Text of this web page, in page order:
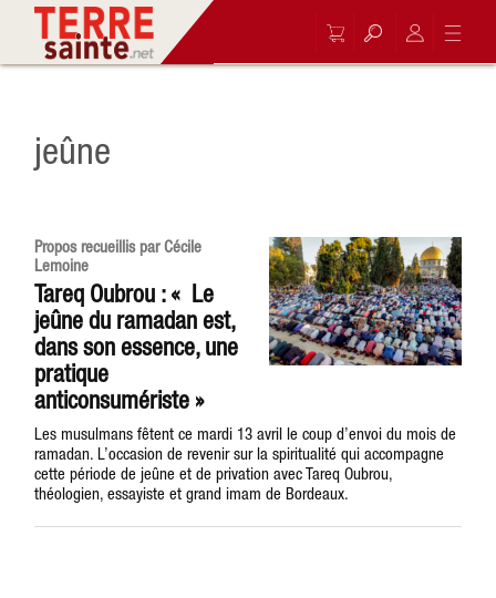
jeûne
Propos recueillis par Cécile
Lemoine
Tareq Oubrou : « Le
jeûne du ramadan est,
dans son essence, une
pratique
anticonsumériste »
Les musulmans fêtent ce mardi 13 avril le coup d’envoi du mois de
ramadan. L’occasion de revenir sur la spiritualité qui accompagne
cette période de jeûne et de privation avec Tareq Oubrou,
théologien, essayiste et grand imam de Bordeaux.